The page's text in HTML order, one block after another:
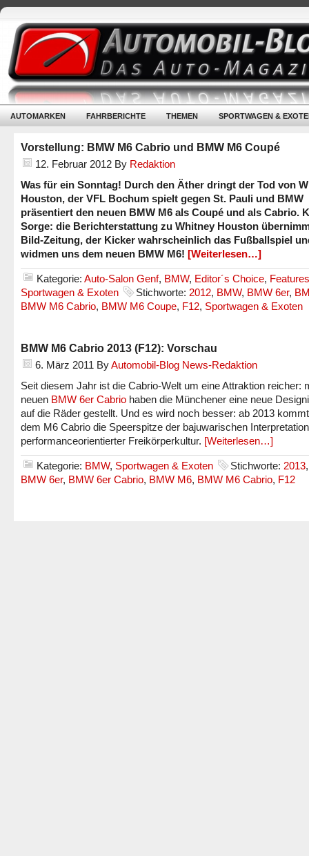
AUTOMARKEN FAHRBERICHTE THEMEN SPORTWAGEN &
Vorstellung: BMW M6 Cabrio und BMW M6 Coupé
12. Februar 2012 By Redaktion
Was für ein Sonntag! Durch den Äther dringt der Tod von
Houston, der VFL Bochum spielt gegen St. Pauli und BMW
präsentiert den neuen BMW M6 als Coupé und als Cabrio.
Sorge: die Berichterstattung zu Whitney Houston
Bild-Zeitung, der Kicker wahrscheinlich das Fußballspiel
widmen uns dem neuen BMW M6! [Weiterlesen…]
Kategorie: Auto-Salon Genf, BMW, Editor´s Choice, Features
Sportwagen & Exoten
Stichworte: 2012, BMW, BMW 6er,
BMW M6 Cabrio, BMW M6 Coupe, F12, Sportwagen & Exoten
BMW M6 Cabrio 2013 (F12): Vorschau
6. März 2011 ByAutomobil-Blog News-Redaktion
Seit diesem Jahr ist die Cabrio-Welt um eine Attraktion reicher:
neuen BMW 6er Cabrio haben die Münchener eine neue
auf die Räder gestellt. Und es wird noch besser: ab 2013
dem M6 Cabrio die Speerspitze der bajuwarischen Interpretation
performanceorientierter Freikörperkultur. [Weiterlesen…]
Kategorie: BMW, Sportwagen & Exoten Stichworte: 2013
BMW 6er, BMW 6er Cabrio, BMW M6, BMW M6 Cabrio, F12